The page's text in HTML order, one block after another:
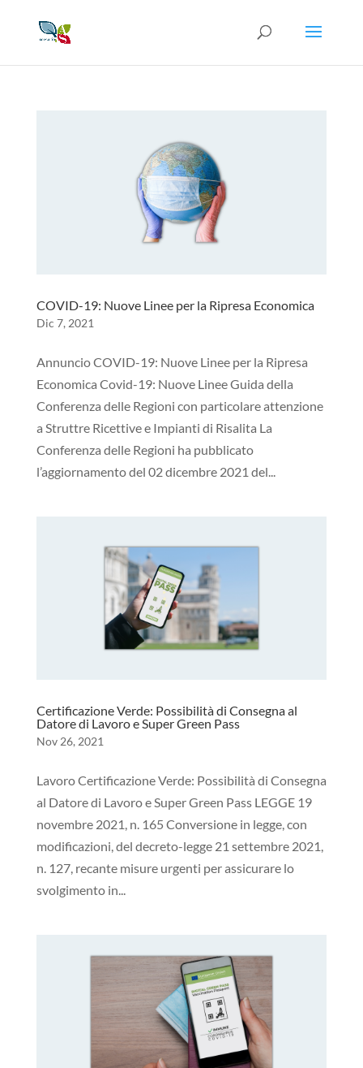
COVID-19: Nuove Linee per la Ripresa Economica
Dic 7, 2021
Annuncio COVID-19: Nuove Linee per la Ripresa
Economica Covid-19: Nuove Linee Guida della
Conferenza delle Regioni con particolare attenzione
a Struttre Ricettive e Impianti di Risalita La
Conferenza delle Regioni ha pubblicato
l’aggiornamento del 02 dicembre 2021 del...
Certificazione Verde: Possibilità di Consegna al
Datore di Lavoro e Super Green Pass
Nov 26, 2021
Lavoro Certificazione Verde: Possibilità di Consegna
al Datore di Lavoro e Super Green Pass LEGGE 19
novembre 2021, n. 165 Conversione in legge, con
modificazioni, del decreto-legge 21 settembre 2021,
n. 127, recante misure urgenti per assicurare lo
svolgimento in...